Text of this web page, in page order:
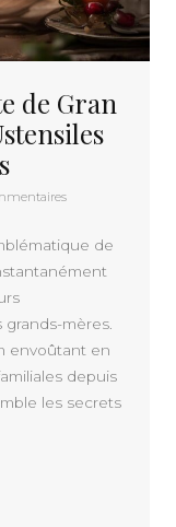
de Gran
de
mères.
envoûtant en
depuis
les secrets
de Grand-Mère et